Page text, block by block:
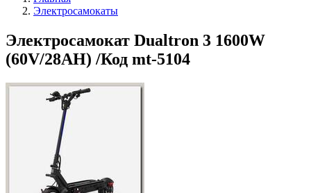
Электросамокаты
Электросамокат Dualtron 3 1600W
(60V/28AH) /Код mt-5104